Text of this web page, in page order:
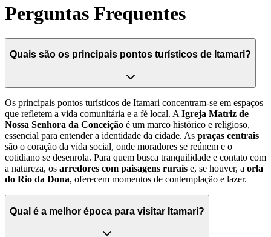
Perguntas Frequentes
Quais são os principais pontos turísticos de Itamari?
Os principais pontos turísticos de Itamari concentram-se em espaços
que refletem a vida comunitária e a fé local. A Igreja Matriz de
Nossa Senhora da Conceição é um marco histórico e religioso,
essencial para entender a identidade da cidade. As praças centrais
são o coração da vida social, onde moradores se reúnem e o
cotidiano se desenrola. Para quem busca tranquilidade e contato com
a natureza, os arredores com paisagens rurais e, se houver, a orla
do Rio da Dona, oferecem momentos de contemplação e lazer.
Qual é a melhor época para visitar Itamari?